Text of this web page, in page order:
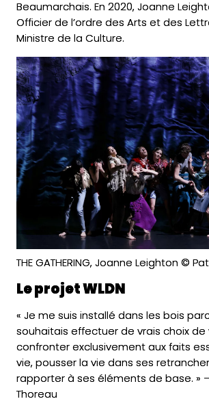
Beaumarchais. En 2020, Joanne
Officier de l’ordre des Arts et des
Ministre de la Culture.
THE GATHERING, Joanne Leighton ©
Le projet WLDN
« Je me suis installé dans les bois
souhaitais effectuer de vrais choix de
confronter exclusivement aux faits
vie, pousser la vie dans ses
rapporter à ses éléments de base. »
Thoreau